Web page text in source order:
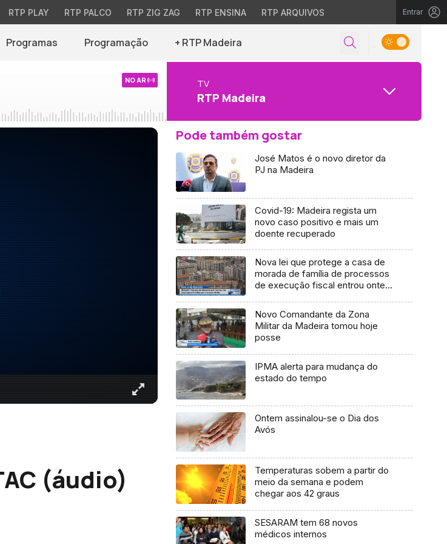
RTP PLAY RTP PALCO RTP ZIG ZAG RTP ENSINA RTP ARQUIVOS Entrar
Programas Programação + RTP Madeira
NO AR TV
RTP Madeira
(áudio)
Pode também gostar
José Matos é o novo diretor da
PJ na Madeira
Covid-19: Madeira regista um
novo caso positivo e mais um
doente recuperado
Nova lei que protege a casa de
morada de família de processos
de execução fiscal entrou ontem
Novo Comandante da Zona
Militar da Madeira tomou hoje
posse
IPMA alerta para mudança do
estado do tempo
Ontem assinalou-se o Dia dos
Avós
Temperaturas sobem a partir do
meio da semana e podem
chegar aos 42 graus
SESARAM tem 68 novos
médicos internos